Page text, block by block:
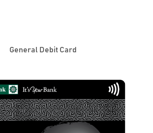
General Debit Card